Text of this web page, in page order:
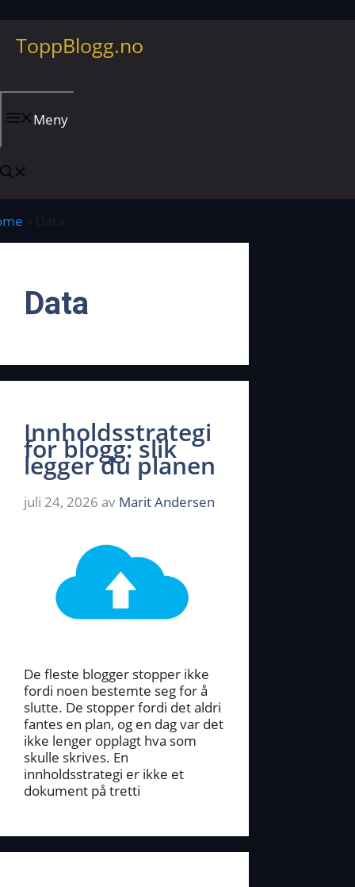
innhold
ToppBlogg.no
Meny
Data
Innholdsstrategi
for blogg: slik
legger du planen
juli 24, 2026 av Marit Andersen
De fleste blogger stopper ikke
fordi noen bestemte seg for å
slutte. De stopper fordi det aldri
fantes en plan, og en dag var det
ikke lenger opplagt hva som
skulle skrives. En
innholdsstrategi er ikke et
dokument på tretti